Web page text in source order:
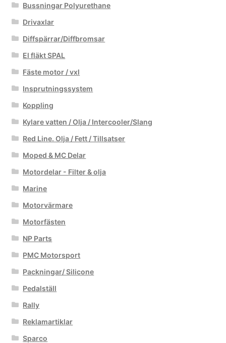
Bussningar Polyurethane
Drivaxlar
Diffspärrar/Diffbromsar
El fläkt SPAL
Fäste motor / vxl
Insprutningssystem
Koppling
Kylare vatten / Olja / Intercooler/Slang
Red Line. Olja / Fett / Tillsatser
Moped & MC Delar
Motordelar - Filter & olja
Marine
Motorvärmare
Motorfästen
NP Parts
PMC Motorsport
Packningar/ Silicone
Pedalställ
Rally
Reklamartiklar
Sparco